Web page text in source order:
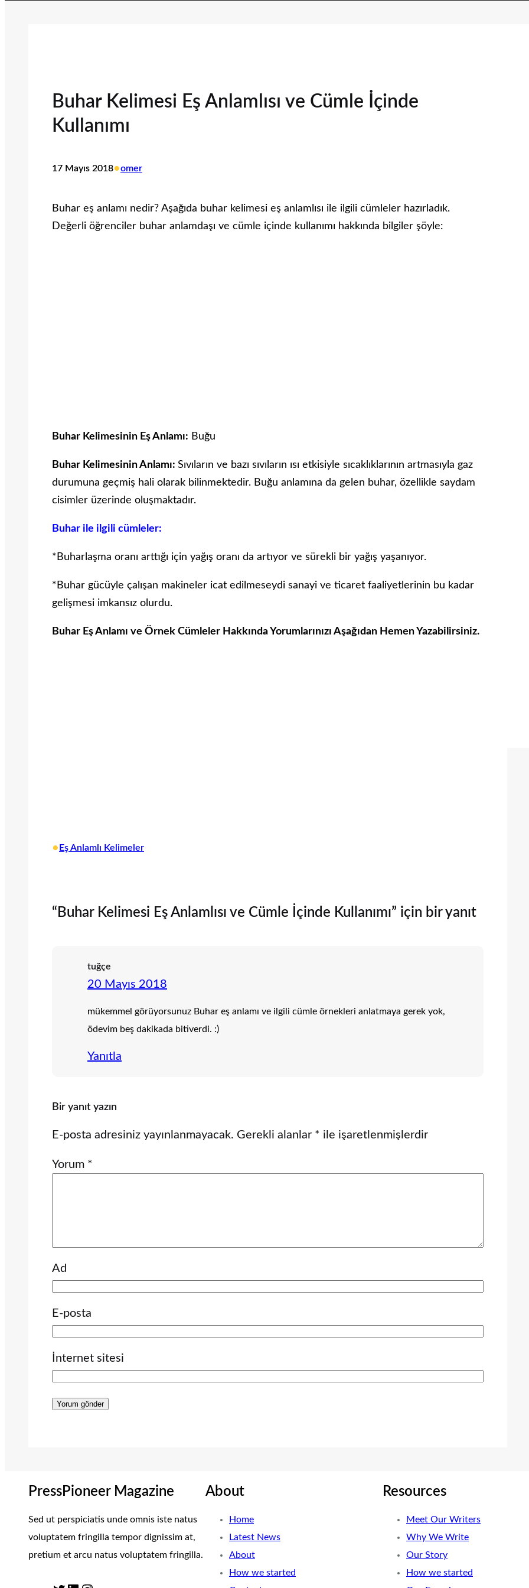
Buhar Kelimesi Eş Anlamlısı ve Cümle İçinde
Kullanımı
17 Mayıs 2018•omer
Buhar eş anlamı nedir? Aşağıda buhar kelimesi eş anlamlısı ile ilgili cümleler hazırladık.
Değerli öğrenciler buhar anlamdaşı ve cümle içinde kullanımı hakkında bilgiler şöyle:
Buhar Kelimesinin Eş Anlamı: Buğu
Buhar Kelimesinin Anlamı: Sıvıların ve bazı sıvıların ısı etkisiyle sıcaklıklarının artmasıyla gaz
durumuna geçmiş hali olarak bilinmektedir. Buğu anlamına da gelen buhar, özellikle saydam
cisimler üzerinde oluşmaktadır.
Buhar ile ilgili cümleler:
*Buharlaşma oranı arttığı için yağış oranı da artıyor ve sürekli bir yağış yaşanıyor.
*Buhar gücüyle çalışan makineler icat edilmeseydi sanayi ve ticaret faaliyetlerinin bu kadar
gelişmesi imkansız olurdu.
Buhar Eş Anlamı ve Örnek Cümleler Hakkında Yorumlarınızı Aşağıdan Hemen Yazabilirsiniz.
• Eş Anlamlı Kelimeler
“Buhar Kelimesi Eş Anlamlısı ve Cümle İçinde Kullanımı” için bir yanıt
tuğçe
20 Mayıs 2018
mükemmel görüyorsunuz Buhar eş anlamı ve ilgili cümle örnekleri anlatmaya gerek yok,
ödevim beş dakikada bitiverdi. :)
Yanıtla
Bir yanıt yazın
E-posta adresiniz yayınlanmayacak. Gerekli alanlar * ile işaretlenmişlerdir
Yorum *
Ad
E-posta
İnternet sitesi
PressPioneer Magazine
Sed ut perspiciatis unde omnis iste natus
voluptatem fringilla tempor dignissim at,
pretium et arcu natus voluptatem fringilla.
About
Home
Latest News
About
How we started
Resources
Meet Our Writers
Why We Write
Our Story
How we started